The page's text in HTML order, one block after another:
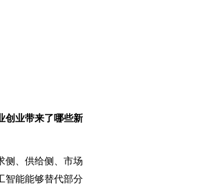
业带来了哪些新
侧、供给侧、市场
智能能够替代部分